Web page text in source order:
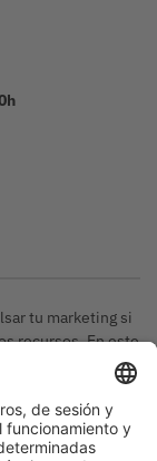
tu marketing si
recursos. En este
tu branding y